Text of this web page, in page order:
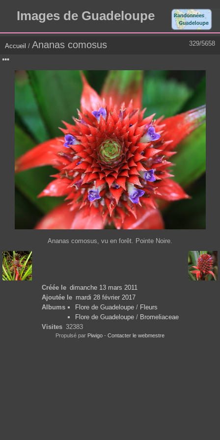
Images de Guadeloupe
329/5658
Accueil / Ananas comosus
Ananas comosus, vu en forêt. Pointe Noire.
Créée le dimanche 13 mars 2011
Ajoutée le mardi 28 février 2017
Albums
Flore de Guadeloupe/ Fleurs
Flore de Guadeloupe/ Bromeliaceae
Visites 32383
Propulsé par Piwigo - Contacter le webmestre